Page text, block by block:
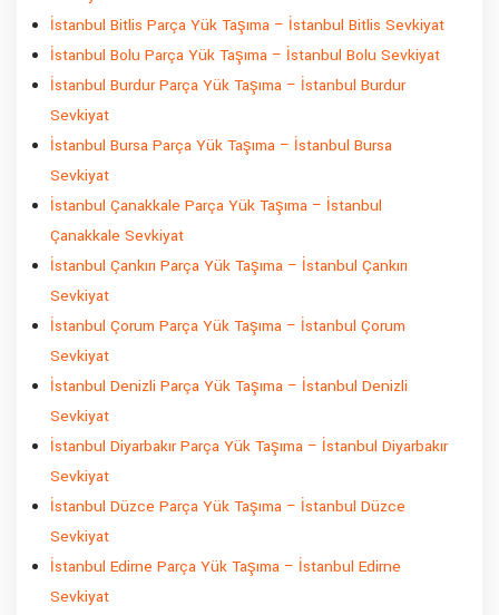
İstanbul Bitlis Parça Yük Taşıma – İstanbul Bitlis Sevkiyat
İstanbul Bolu Parça Yük Taşıma – İstanbul Bolu Sevkiyat
İstanbul Burdur Parça Yük Taşıma – İstanbul Burdur
Sevkiyat
İstanbul Bursa Parça Yük Taşıma – İstanbul Bursa
Sevkiyat
İstanbul Çanakkale Parça Yük Taşıma – İstanbul
Çanakkale Sevkiyat
İstanbul Çankırı Parça Yük Taşıma – İstanbul Çankırı
Sevkiyat
İstanbul Çorum Parça Yük Taşıma – İstanbul Çorum
Sevkiyat
İstanbul Denizli Parça Yük Taşıma – İstanbul Denizli
Sevkiyat
İstanbul Diyarbakır Parça Yük Taşıma – İstanbul Diyarbakır
Sevkiyat
İstanbul Düzce Parça Yük Taşıma – İstanbul Düzce
Sevkiyat
İstanbul Edirne Parça Yük Taşıma – İstanbul Edirne
Sevkiyat